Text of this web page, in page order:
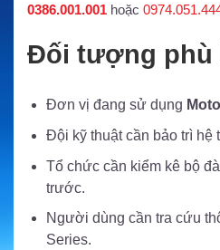
0386.001.001 hoặc
Đối tượng phù
Đơn vị đang sử dụng
Đội kỹ thuật cần bảo trì hệ
Tổ chức cần kiểm kê bộ
trước.
Người dùng cần tra cứu
Series.